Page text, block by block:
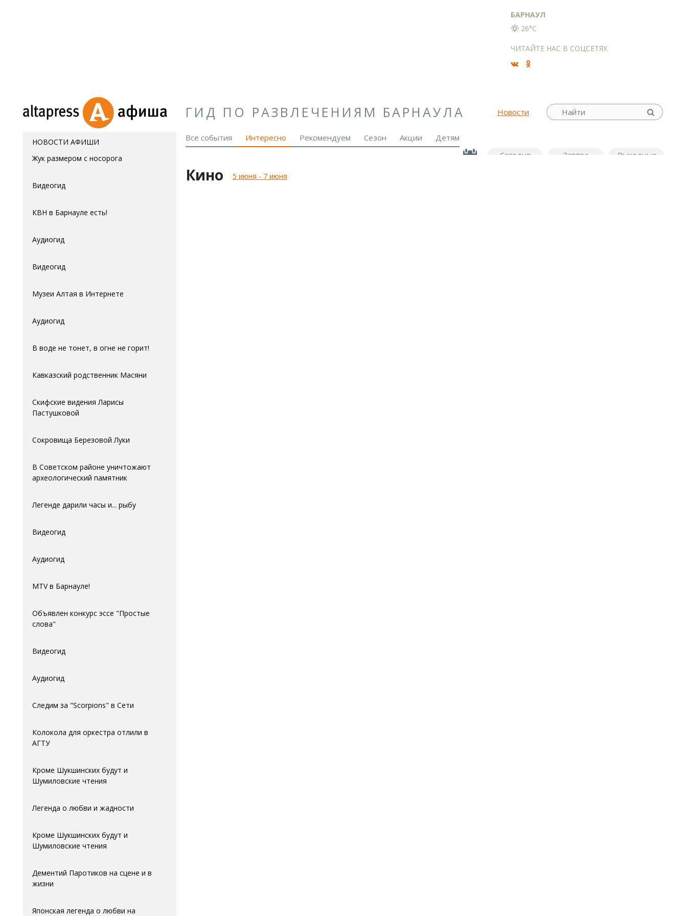
БАРНАУЛ
26°C
ЧИТАЙТЕ НАС В СОЦСЕТЯХ
ГИД ПО РАЗВЛЕЧЕНИЯМ БАРНАУЛА Новости
НОВОСТИ АФИШИ Все события Интересно Рекомендуем Сезон Акции
Детям
Сегодня
Завтра Выходные
Жук размером с носорога
Видеогид
КВН в Барнауле есть!
Аудиогид
Видеогид
Музеи Алтая в Интернете
Аудиогид
В воде не тонет, в огне не горит!
Кавказский родственник Масяни
Скифские видения Ларисы
Пастушковой
Сокровища Березовой Луки
В Советском районе уничтожают
археологический памятник
Легенде дарили часы и... рыбу
Видеогид
Аудиогид
MTV в Барнауле!
Объявлен конкурс эссе "Простые
слова"
Видеогид
Аудиогид
Следим за "Scorpions" в Сети
Колокола для оркестра отлили в
АГTУ
Кроме Шукшинских будут и
Шумиловские чтения
Легенда о любви и жадности
Кроме Шукшинских будут и
Шумиловские чтения
Дементий Паротиков на сцене и в
жизни
Японская легенда о любви на
Кино 5 июня - 7 июня